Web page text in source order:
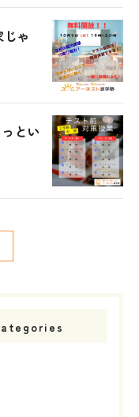
ゃ
とい